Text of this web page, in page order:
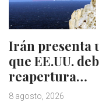
Irán presenta
que EE.UU.
reapertura…
8 agosto, 2026